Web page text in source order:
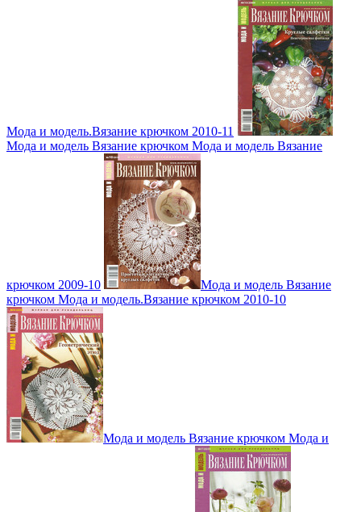
Мода и модель.Вязание крючком 2010-11
Мода и модель Вязание крючком Мода и модель Вязание
крючком 2009-10
Мода и модель Вязание
крючком Мода и модель.Вязание крючком 2010-10
Мода и модель Вязание крючком Мода и